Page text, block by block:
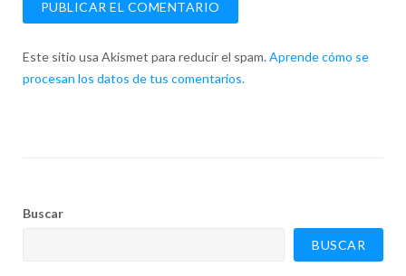
Este sitio usa Akismet para reducir el spam. Aprende cómo se
procesan los datos de tus comentarios.
Buscar
BUSCAR